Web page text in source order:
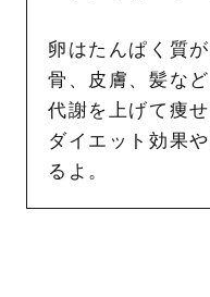
卵はたんぱく質
骨、皮膚、髪な
代謝を上げて痩
ダイエット効果
るよ。